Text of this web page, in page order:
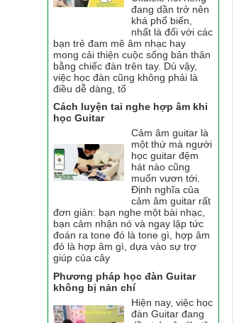
đang dần trở nên
khá phổ biến,
nhất là đối với các
bạn trẻ đam mê âm nhạc hay
mong cải thiện cuộc sống bản thân
bằng chiếc đàn trên tay. Dù vậy,
việc học đàn cũng không phải là
điều dễ dàng, tố
Cách luyện tai nghe hợp âm khi
học Guitar
Cảm âm guitar là
một thứ mà người
học guitar đệm
hát nào cũng
muốn vươn tới.
Định nghĩa của
cảm âm guitar rất
đơn giản: bạn nghe một bài nhạc,
bạn cảm nhận nó và ngay lập tức
đoán ra tone đó là tone gì, hợp âm
đó là hợp âm gì, dựa vào sự trợ
giúp của cây
Phương pháp học đàn Guitar
không bị nản chí
Hiện nay, việc học
đàn Guitar đang